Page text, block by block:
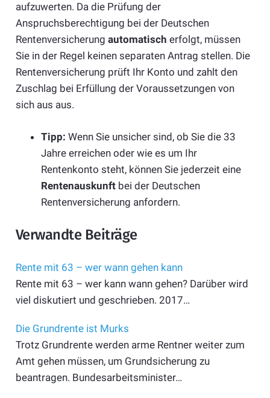
aufzuwerten. Da die Prüfung der
Anspruchsberechtigung bei der Deutschen
Rentenversicherung automatisch erfolgt, müssen
Sie in der Regel keinen separaten Antrag stellen. Die
Rentenversicherung prüft Ihr Konto und zahlt den
Zuschlag bei Erfüllung der Voraussetzungen von
sich aus aus.
Tipp: Wenn Sie unsicher sind, ob Sie die 33
Jahre erreichen oder wie es um Ihr
Rentenkonto steht, können Sie jederzeit eine
Rentenauskunft bei der Deutschen
Rentenversicherung anfordern.
Verwandte Beiträge
Rente mit 63 – wer wann gehen kann
Rente mit 63 – wer kann wann gehen? Darüber wird
viel diskutiert und geschrieben. 2017…
Die Grundrente ist Murks
Trotz Grundrente werden arme Rentner weiter zum
Amt gehen müssen, um Grundsicherung zu
beantragen. Bundesarbeitsminister…